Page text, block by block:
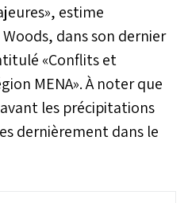
estime
dans son dernier
«Conflits et
MENA». À noter que
les précipitations
dernièrement dans le